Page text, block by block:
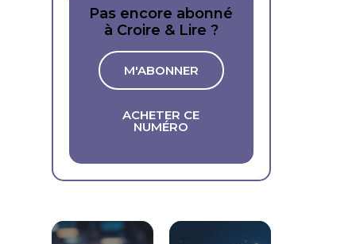
Pas encore abonné
à Croire & Lire ?
M'ABONNER
ACHETER CE
NUMÉRO